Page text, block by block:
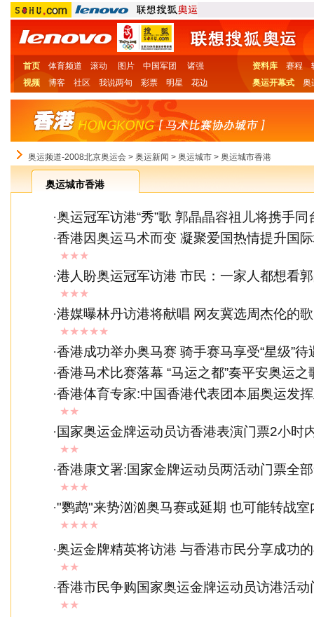
首页 体育频道 滚动 图片 中国军团
诸强
视频
博客 社区 我说两句 彩票 明星 花边
资料库 赛程
奥运开幕式
奥
奥运频道-2008北京奥运会 > 奥运新闻 > 奥运城市 > 奥运城市香港
奥运城市香港
·奥运冠军访港“秀”歌 郭晶晶容祖儿将携手同
·香港因奥运马术而变 凝聚爱国热情提升国
★★★
·港人盼奥运冠军访港 市民：一家人都想看
★★★
·港媒曝林丹访港将献唱 网友冀选周杰伦的
★★★★★
·香港成功举办奥马赛 骑手赛马享受“星级”待
·香港马术比赛落幕 “马运之都”奏平安奥运之
·香港体育专家:中国香港代表团本届奥运发
★★
· 国家奥运金牌运动员访香港表演门票2小时
★★
·香港康文署:国家金牌运动员两活动门票全
★★★
·"鹦鹉"来势汹汹奥马赛或延期 也可能转战室
★★★★
·奥运金牌精英将访港 与香港市民分享成功
★★
·香港市民争购国家奥运金牌运动员访港活动
★★